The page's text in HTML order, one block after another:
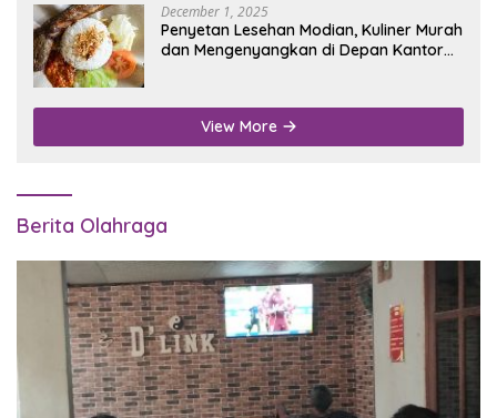
December 1, 2025
Penyetan Lesehan Modian, Kuliner Murah
dan Mengenyangkan di Depan Kantor
View More
Berita Olahraga